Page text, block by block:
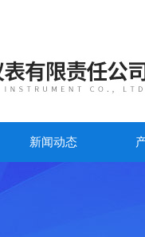
新闻动态